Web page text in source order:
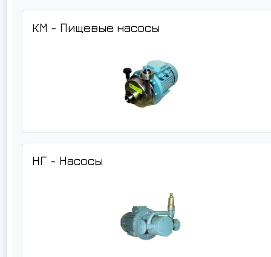
КМ - Пищевые насосы
НГ - Насосы